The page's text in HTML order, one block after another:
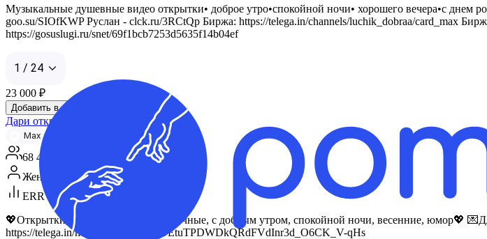
Музыкальные душевные видео открытки• доброе утро•спокойной ночи• хорошего вечера•с днем
goo.su/SIOfKWP Руслан - clck.ru/3RCtQp Биржа: https://telega.in/channels/luchik_dobraa/card_max
https://gosuslugi.ru/snet/69f1bcb7253d5635f14b04ef
1 / 24
23 000 ₽
Добавить в корзину
Дари открытки
Max
68 450
Женская аудитория
ERR 26%
💖Открытки, поздравления, праздничные, с добрым утром, спокойной ночи, весенние, юмор💖
https://telega.in/m/dC4m_UCdC73DEtuTPDWDkQRdFVdInr3d_O6CK_V-qHs